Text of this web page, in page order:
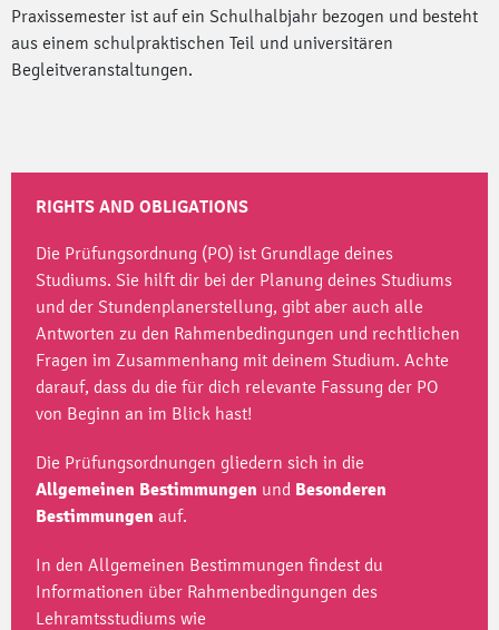
Praxissemester ist auf ein Schulhalbjahr bezogen und besteht
aus einem schulpraktischen Teil und universitären
Begleitveranstaltungen.
RIGHTS AND OBLIGATIONS
Die Prüfungsordnung (PO) ist Grundlage deines
Studiums. Sie hilft dir bei der Planung deines Studiums
und der Stundenplanerstellung, gibt aber auch alle
Antworten zu den Rahmenbedingungen und rechtlichen
Fragen im Zusammenhang mit deinem Studium. Achte
darauf, dass du die für dich relevante Fassung der PO
von Beginn an im Blick hast!
Die Prüfungsordnungen gliedern sich in die
Allgemeinen Bestimmungen und Besonderen
Bestimmungen auf.
In den Allgemeinen Bestimmungen findest du
Informationen über Rahmenbedingungen des
Lehramtsstudiums wie